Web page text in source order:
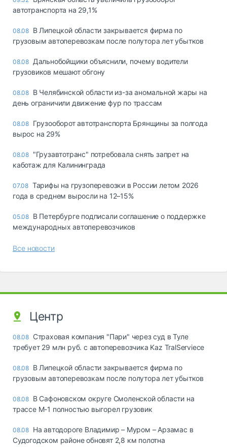
автотранспорта на 29,1%
08.08 В Липецкой области закрывается фирма по
грузовым автоперевозкам после полутора лет убытков
08.08 Дальнобойщики объяснили, почему водители
грузовиков мешают обгону
08.08 В Челябинской области из-за аномальной жары на
день ограничили движение фур по трассам
08.08 Грузооборот автотранспорта Брянщины за полгода
вырос на 29%
08.08 "Грузавтотранс" потребовала снять запрет на
каботаж для Калининграда
07.08 Тарифы на грузоперевозки в России летом 2026
года в среднем выросли на 12–15%
05.08 В Петербурге подписали соглашение о поддержке
международных автоперевозчиков
Все новости
Центр
08.08 Страховая компания "Пари" через суд в Туле
требует 29 млн руб. с автоперевозчика Kaz TralServiece
08.08 В Липецкой области закрывается фирма по
грузовым автоперевозкам после полутора лет убытков
08.08 В Сафоновском округе Смоленской области на
трассе М-1 полностью выгорел грузовик
08.08 На автодороге Владимир – Муром – Арзамас в
Судогодском районе обновят 2,8 км полотна